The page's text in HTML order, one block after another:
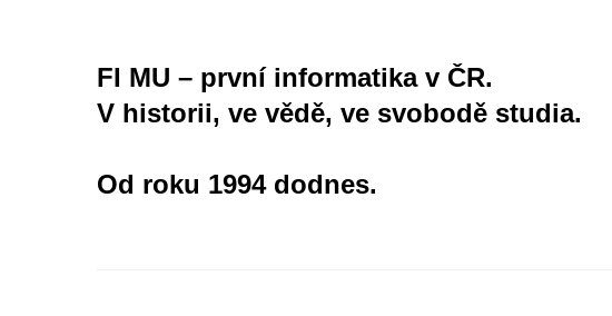
FI MU – první informatika v ČR.
V historii, ve vědě, ve svobodě studia.
Od roku 1994 dodnes.